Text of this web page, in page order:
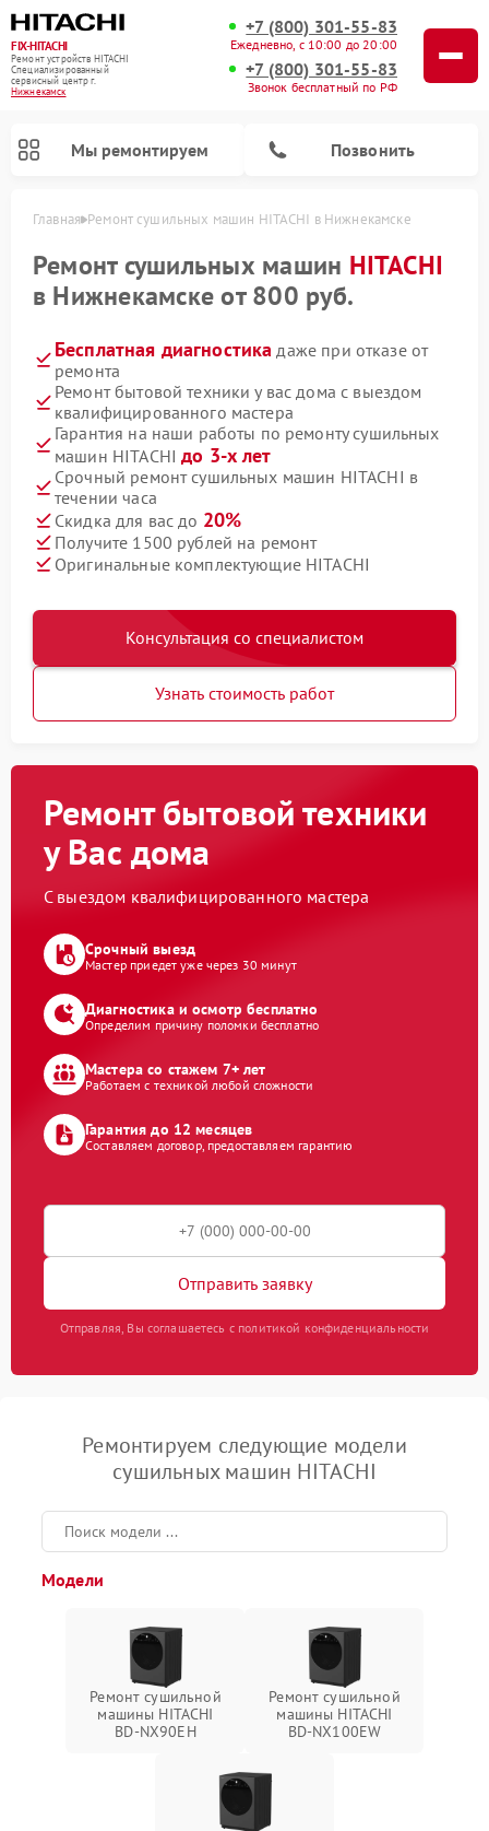
FIX-HITACHI
Ремонт устройств HITACHI
Специализированный
cервисный центр г.
Нижнекамск
+7 (800) 301-55-83
Ежедневно, с 10:00 до 20:00
+7 (800) 301-55-83
Звонок бесплатный по РФ
Мы ремонтируем Позвонить
Главная Ремонт сушильных машин HITACHI в Нижнекамске
Ремонт сушильных машин HITACHI
в Нижнекамске от 800 руб.
Бесплатная диагностика даже при отказе от
ремонта
Ремонт бытовой техники у вас дома с выездом
квалифицированного мастера
Гарантия на наши работы по ремонту сушильных
машин HITACHIдо 3-х лет
Срочный ремонт сушильных машин HITACHI в
течении часа
Скидка для вас до 20%
Получите 1500 рублей на ремонт
Оригинальные комплектующие HITACHI
Консультация со специалистом
Узнать стоимость работ
Ремонт бытовой техники
у Вас дома
С выездом квалифицированного мастера
Срочный выезд
Мастер приедет уже через 30 минут
Диагностика и осмотр бесплатно
Определим причину поломки бесплатно
Мастера со стажем 7+ лет
Работаем с техникой любой сложности
Гарантия до 12 месяцев
Составляем договор, предоставляем гарантию
Отправить заявку
Отправляя, Вы соглашаетесь с политикой конфиденциальности
Ремонтируем следующие модели
сушильных машин HITACHI
Модели
Ремонт сушильной
машины HITACHI
BD-NX90EH
Ремонт сушильной
машины HITACHI
BD-NX100EW